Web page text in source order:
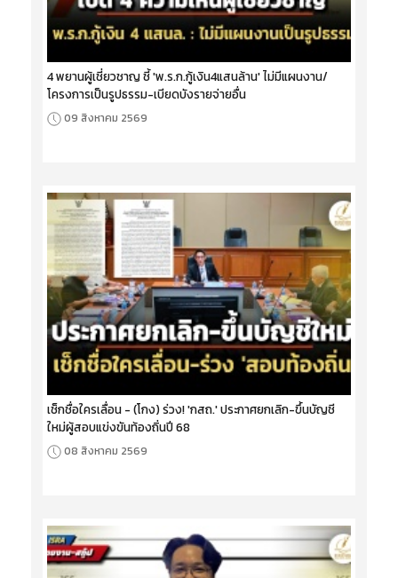
4 พยานผู้เชี่ยวชาญ ชี้ 'พ.ร.ก.กู้เงิน4แสนล้าน' ไม่มีแผนงาน/
โครงการเป็นรูปธรรม-เบียดบังรายจ่ายอื่น
09 สิงหาคม 2569
เช็กชื่อใครเลื่อน - (โกง) ร่วง! 'กสถ.' ประกาศยกเลิก-ขึ้นบัญชี
ใหม่ผู้สอบแข่งขันท้องถิ่นปี 68
08 สิงหาคม 2569